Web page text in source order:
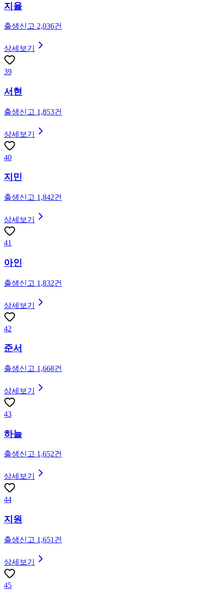
지율
출생신고 2,036건
상세보기
39
서현
출생신고 1,853건
상세보기
40
지민
출생신고 1,842건
상세보기
41
아인
출생신고 1,832건
상세보기
42
준서
출생신고 1,668건
상세보기
43
하늘
출생신고 1,652건
상세보기
44
지원
출생신고 1,651 건
상세보기
45